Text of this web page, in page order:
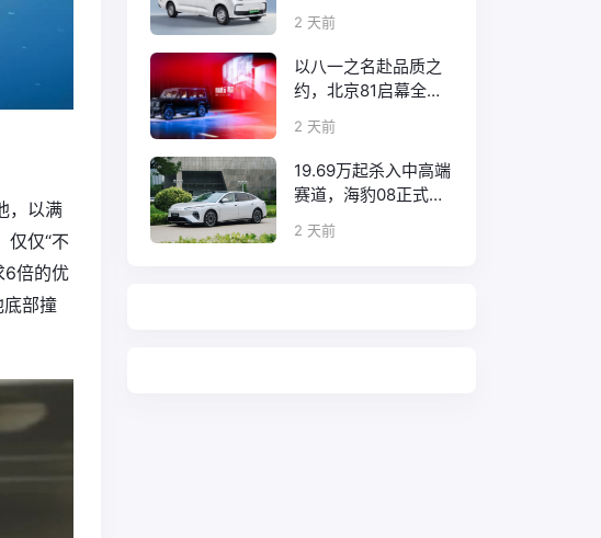
，以满
仅仅“不
6倍的优
部撞
2 天前
以八一之名赴品质之
约，北京81启幕全新
口碑征程
2 天前
19.69万起杀入中高端
赛道，海豹08正式上
市！
2 天前